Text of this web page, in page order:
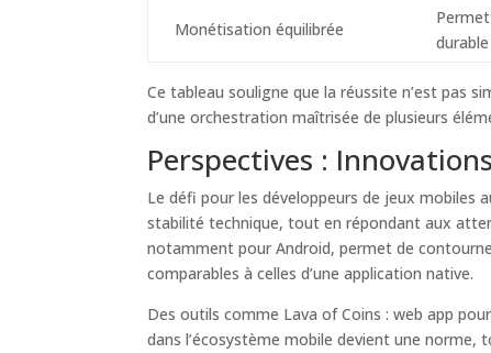
Monétisation équilibrée
durable
Ce tableau souligne que la réussite n’est pas
d’une orchestration maîtrisée de plusieurs
Perspectives :
Le défi pour les développeurs de jeux mobiles
stabilité technique, tout en répondant aux
notamment pour Android, permet de
comparables à celles d’une application native.
Des outils comme Lava of Coins : web app
dans l’écosystème mobile devient une